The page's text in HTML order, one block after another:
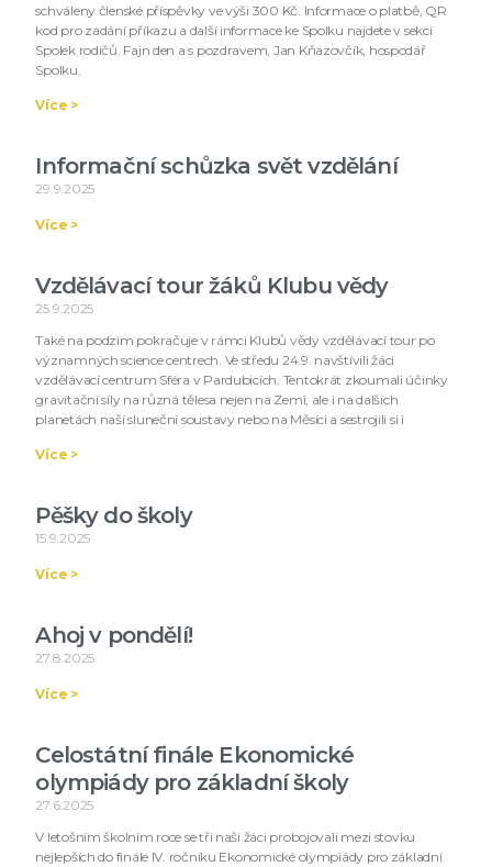
schváleny členské příspěvky ve výši 300 Kč. Informace o platbě, QR
kod pro zadání příkazu a další informace ke Spolku najdete v sekci
Spolek rodičů. Fajn den a s pozdravem, Jan Kňazovčík, hospodář
Spolku.
Více >
Informační schůzka svět vzdělání
29.9.2025
Více >
Vzdělávací tour žáků Klubu vědy
25.9.2025
Také na podzim pokračuje v rámci Klubů vědy vzdělávací tour po
významných science centrech. Ve středu 24.9. navštívili žáci
vzdělávací centrum Sféra v Pardubicích. Tentokrát zkoumali účinky
gravitační síly na různá tělesa nejen na Zemi, ale i na dalších
planetách naší sluneční soustavy nebo na Měsíci a sestrojili si i
Více >
Pěšky do školy
15.9.2025
Více >
Ahoj v pondělí!
27.8.2025
Více >
Celostátní finále Ekonomické
olympiády pro základní školy
27.6.2025
V letošním školním roce se tři naši žáci probojovali mezi stovku
nejlepších do finále IV. ročníku Ekonomické olympiády pro základní